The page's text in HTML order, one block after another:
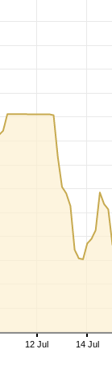
12 Jul 14 Jul